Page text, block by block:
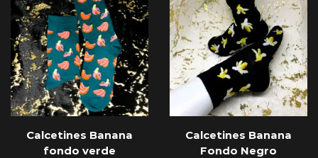
Calcetines Banana
fondo verde
Calcetines Banana
Fondo Negro